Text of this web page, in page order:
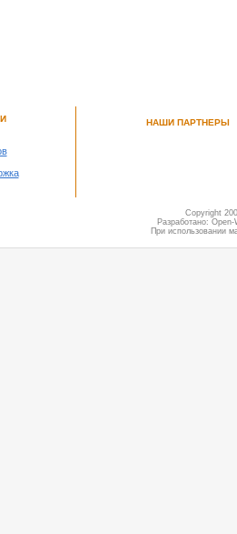
НАШИ ПАРТНЕРЫ
Copyright
Разработано:
При использовании